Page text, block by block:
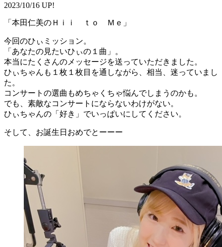
2023/10/16 UP!
「本田仁美のＨｉｉ ｔｏ Ｍｅ」
今回のひぃミッション。
「あなたの見たいひぃの１曲」。
本当にたくさんのメッセージを送っていただきました。
ひぃちゃんも１枚１枚目を通しながら、相当、迷っていまし
た。
コンサートの選曲もめちゃくちゃ悩んでしまうのかも。
でも、素敵なコンサートにならないわけがない。
ひぃちゃんの「好き」でいっぱいにしてください。
そして、お誕生日おめでとーーー